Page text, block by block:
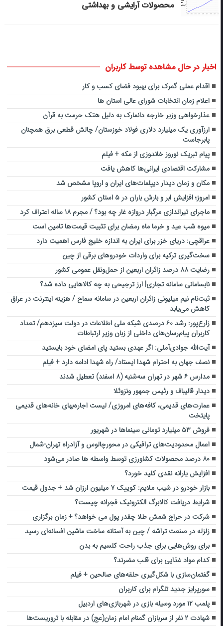
محصولات آرایشی و بهداشتی
اخبار در حال مشاهده توسط کاربران
اقدام عملی گمرک برای بهبود فضای کسب و کار
اعلام زمان انتخابات شورای عالی استان ها
عذارخواهی وزیر خارجه دانمارک به دلیل هتک حرمت به قرآن
ارزآوری یک میلیارد دلاری فولاد خوزستان/ چالش قطعی برق همچنان
پابرجاست
پیام تبریک نوروز خاندوزی از مکه + فیلم
مشارکت اقتصادی ایرانی‌ها کاهش یافت
مکان و زمان دیدار دیپلمات‌های ایران و اروپا مشخص شد
امروز؛ افزایش ابر و بارش باران در ۵ استان کشور
ماجرای تیراندازی مرگبار دروازه غار چه بود؟ / مجرم ۱۸ ساله اعتراف کرد
میوه شب عید و خرما ماه رمضان برای تثبیت قیمت‌ها تامین است
عراقچی: دریای خزر برای ایران به اندازه خلیج فارس اهمیت دارد
سخت‌گیری ترکیه برای واردات خودروهای برقی از چین
رضایت ۸۸ درصد زائران اربعین از حمل‌ونقل عمومی کشور
نابسامانی سامانه تجاری| ارز ترجیحی به چه کالاهایی داده شد؟
ثبت‌نام نیم میلیونی زائران اربعین در سامانه سماح / هزینه اینترنت در عراق
کاهش می‌یابد
زارع‌پور: رشد ۶۰ درصدی شبکه ملی اطلاعات در دولت سیزدهم/ تعداد
کاربران پیام‌رسان‌های داخلی از زبان وزیر ارتباطات
آیت‌الله جوادی‌آملی‌: اگر عهدی بستید‌ پای امضای خود بایستید
نصف جهان به احترام شهدا ایستاد/ راه شهدا ادامه دارد + فیلم
مدارس ۶ شهر در تهران سه‌شنبه (۸ اسفند) تعطیل شدند
دیدار قالیباف و رئیس جمهور ونزوئلا
عمارت‌های قدیمی، کافه‌های امروزی/ لیست اجاره‌بهای خانه‌های قدیمی
پایتخت
فروش ۵۳ میلیارد تومانی سینماها در شهریور
اعمال محدودیت‌های ترافیکی در محورچالوس و آزادراه تهران-شمال
۸۰ درصد محصولات کشاورزی توسط واسطه ها صادر می‌شود
افزایش یارانه نقدی کلید خورد؟
بازار خودرو در شیب ملایم: کوییک ۷ میلیون ارزان شد + جدول قیمت
شرایط دریافت کالابرگ الکترونیک فجرانه چیست؟
شرکت در حراج شمش طلا چقدر پول می خواهد؟ + زمان برگزاری
زلزله در صنعت تراشه / چین به آستانه ساخت ماشین افسانه‌ای رسید
برای روش‌هایی برای جذب راحت کلسیم به بدن
کدام مواد غذایی برای قلب مضرند؟
گفتمان‌سازی با شکل‌گیری حلقه‌های صالحین + فیلم
سورپرایز جدید تلگرام برای کاربران
پلمب ۱۲ مورد وسیله بازی در شهربازی‌های اردبیل
شهادت ۲ نفر از سربازان گمنام امام زمان(عج) در مقابله با تروریست‌ها